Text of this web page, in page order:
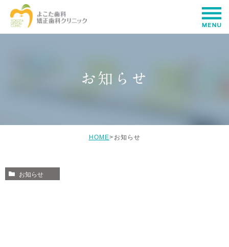
お知らせ
HOME> お知らせ
お知らせ